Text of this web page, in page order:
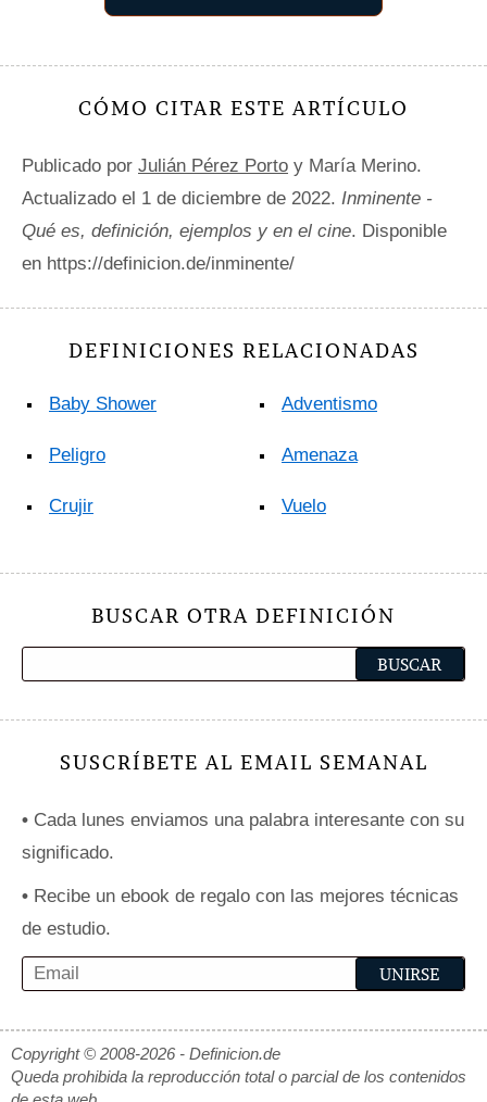
CÓMO CITAR ESTE ARTÍCULO
Publicado por Julián Pérez Porto y María Merino.
Actualizado el 1 de diciembre de 2022. Inminente -
Qué es, definición, ejemplos y en el cine. Disponible
en https://definicion.de/inminente/
DEFINICIONES RELACIONADAS
Baby Shower
Peligro
Crujir
Adventismo
Amenaza
Vuelo
BUSCAR OTRA DEFINICIÓN
SUSCRÍBETE AL EMAIL SEMANAL
• Cada lunes enviamos una palabra interesante con su
significado.
• Recibe un ebook de regalo con las mejores técnicas
de estudio.
Copyright © 2008-2026 - Definicion.de
Queda prohibida la reproducción total o parcial de los contenidos